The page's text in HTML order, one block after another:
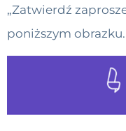
„Zatwierdź
poniższym obrazku.